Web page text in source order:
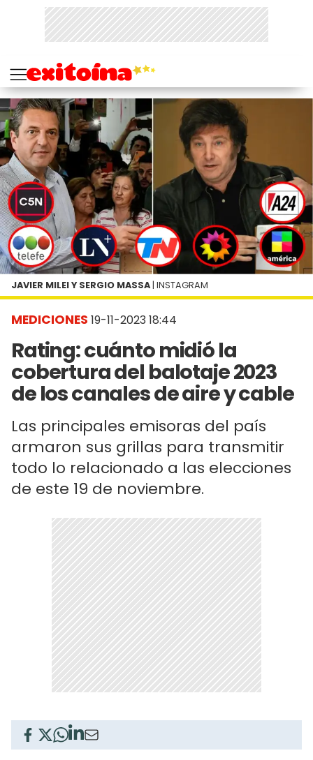
MEDICIONES 19-11-2023 18:44
Rating: cuánto midió la
cobertura del balotaje 2023
de los canales de aire y cable
Las principales emisoras del país
armaron sus grillas para transmitir
todo lo relacionado a las elecciones
de este 19 de noviembre.
JAVIER MILEI Y SERGIO MASSA | INSTAGRAM